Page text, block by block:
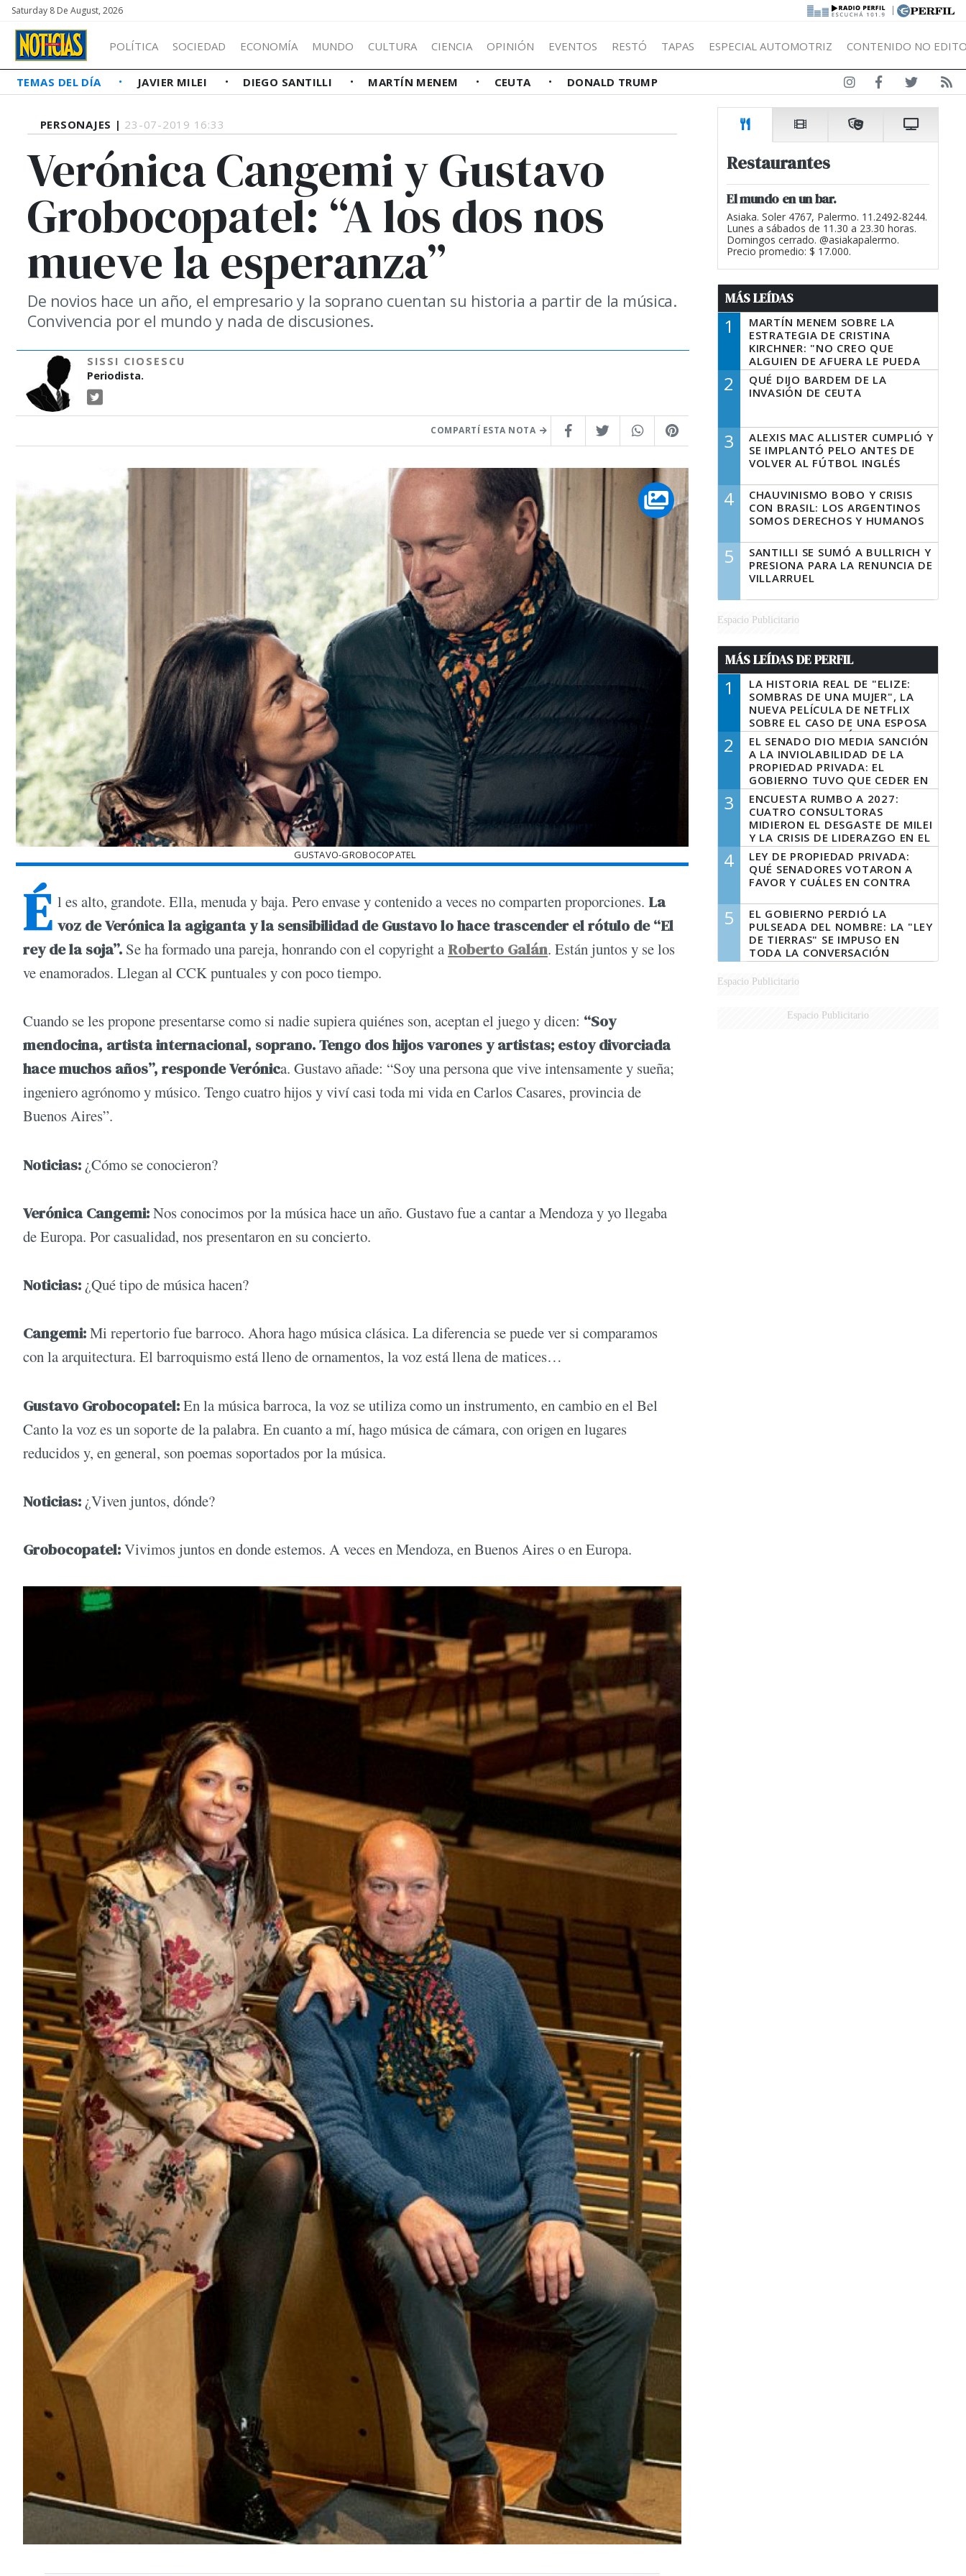
Saturday 8 De August, 2026 |
POLÍTICA SOCIEDAD ECONOMÍA MUNDO CULTURA CIENCIA OPINIÓN EVENTOS RESTÓ TAPAS ESPECIAL AUTOMOTRIZ CONTENIDO NO
TEMAS DEL DÍA JAVIER MILEI DIEGO SANTILLI MARTÍN MENEM CEUTA DONALD TRUMP
PERSONAJES | 23-07-2019 16:33
Verónica Cangemi y Gustavo
Grobocopatel: “A los dos nos
mueve la esperanza”
De novios hace un año, el empresario y la soprano cuentan su historia a partir de la música.
Convivencia por el mundo y nada de discusiones.
SISSI CIOSESCU
Periodista.
COMPARTÍ ESTA NOTA
GUSTAVO-GROBOCOPATEL
É l es alto, grandote. Ella, menuda y baja. Pero envase y contenido a veces no comparten proporciones. La
voz de Verónica la agiganta y la sensibilidad de Gustavo lo hace trascender el rótulo de “El
rey de la soja”. Se ha formado una pareja, honrando con el copyright a Roberto Galán. Están juntos y se los
ve enamorados. Llegan al CCK puntuales y con poco tiempo.
Cuando se les propone presentarse como si nadie supiera quiénes son, aceptan el juego y dicen: “Soy
mendocina, artista internacional, soprano. Tengo dos hijos varones y artistas; estoy divorciada
hace muchos años”, responde Verónica. Gustavo añade: “Soy una persona que vive intensamente y sueña;
ingeniero agrónomo y músico. Tengo cuatro hijos y viví casi toda mi vida en Carlos Casares, provincia de
Buenos Aires”.
Noticias: ¿Cómo se conocieron?
Verónica Cangemi:Nos conocimos por la música hace un año. Gustavo fue a cantar a Mendoza y yo llegaba
de Europa. Por casualidad, nos presentaron en su concierto.
Noticias: ¿Qué tipo de música hacen?
Cangemi:Mi repertorio fue barroco. Ahora hago música clásica. La diferencia se puede ver si comparamos
con la arquitectura. El barroquismo está lleno de ornamentos, la voz está llena de matices…
Gustavo Grobocopatel:En la música barroca, la voz se utiliza como un instrumento, en cambio en el Bel
Canto la voz es un soporte de la palabra. En cuanto a mí, hago música de cámara, con origen en lugares
reducidos y, en general, son poemas soportados por la música.
Noticias: ¿Viven juntos, dónde?
Grobocopatel:Vivimos juntos en donde estemos. A veces en Mendoza, en Buenos Aires o en Europa.
Restaurantes
El mundo en un bar.
Asiaka. Soler 4767, Palermo. 11.2492-8244.
Lunes a sábados de 11.30 a 23.30 horas.
Domingos cerrado. @asiakapalermo.
Precio promedio: $ 17.000.
MÁS LEÍDAS
1
MARTÍN MENEM SOBRE LA
ESTRATEGIA DE CRISTINA
KIRCHNER: "NO CREO QUE
ALGUIEN DE AFUERA LE PUEDA
DECIR A LA JUSTICIA LO QUE
TIENE QUE HACER"
2
QUÉ DIJO BARDEM DE LA
INVASIÓN DE CEUTA
3
ALEXIS MAC ALLISTER CUMPLIÓ Y
SE IMPLANTÓ PELO ANTES DE
VOLVER AL FÚTBOL INGLÉS
4
CHAUVINISMO BOBO Y CRISIS
CON BRASIL: LOS ARGENTINOS
SOMOS DERECHOS Y HUMANOS
5
SANTILLI SE SUMÓ A BULLRICH Y
PRESIONA PARA LA RENUNCIA DE
VILLARRUEL
Espacio Publicitario
MÁS LEÍDAS DE PERFIL
1
LA HISTORIA REAL DE "ELIZE:
SOMBRAS DE UNA MUJER", LA
NUEVA PELÍCULA DE NETFLIX
SOBRE EL CASO DE UNA ESPOSA
QUE DESCUARTIZÓ A SU
MARIDO
2
EL SENADO DIO MEDIA SANCIÓN
A LA INVIOLABILIDAD DE LA
PROPIEDAD PRIVADA: EL
GOBIERNO TUVO QUE CEDER EN
LA LEY DEL MANEJO DEL FUEGO
3
ENCUESTA RUMBO A 2027:
CUATRO CONSULTORAS
MIDIERON EL DESGASTE DE MILEI
Y LA CRISIS DE LIDERAZGO EN EL
PERONISMO
4
LEY DE PROPIEDAD PRIVADA:
QUÉ SENADORES VOTARON A
FAVOR Y CUÁLES EN CONTRA
5
EL GOBIERNO PERDIÓ LA
PULSEADA DEL NOMBRE: LA "LEY
DE TIERRAS" SE IMPUSO EN
TODA LA CONVERSACIÓN
DIGITAL
Espacio Publicitario
Espacio Publicitario